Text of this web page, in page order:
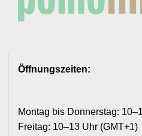
Öffnungszeiten:
Montag bis Donnerstag:
Freitag: 10–13 Uhr (GMT+1)